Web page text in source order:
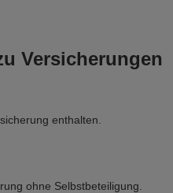
Versicherungen
enthalten.
ohne Selbstbeteiligung.